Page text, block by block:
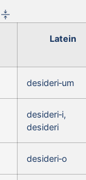
Latein
desideri‑um
desideri‑i,
desideri
desideri‑o